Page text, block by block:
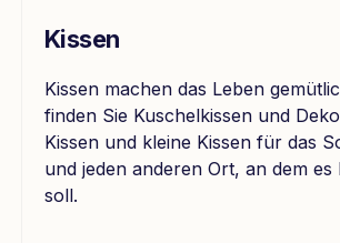
Kissen
Kissen machen das Leben
finden Sie Kuschelkissen und
Kissen und kleine Kissen für das
und jeden anderen Ort, an dem es
soll.